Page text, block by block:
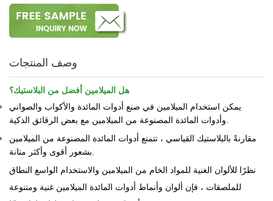
وصف المنتجات
هل الميلامين أفضل من البلاستيك؟
يمكن استخدام الميلامين في صنع أدوات المائدة والأكواب والصواني
وأدوات المائدة المصنوعة من الميلامين مع بعض الرقائق الذكية.
مقارنةً بالبلاستيك القياسي ، تتمتع أدوات المائدة المصنوعة من الميلامين
بشعور أقوى وأكثر متانة.
نظرًا للألوان الغنية للمواد الخام من الميلامين والاستخدام الواسع النطاق
للملصقات ، فإن ألوان وأنماط أدوات المائدة الميلامين غنية ومتنوعة